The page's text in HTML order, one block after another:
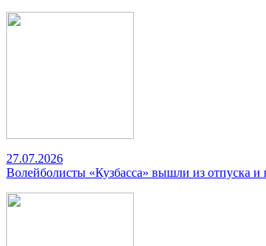
27.07.2026
Волейболисты «Кузбасса» вышли из отпуска и